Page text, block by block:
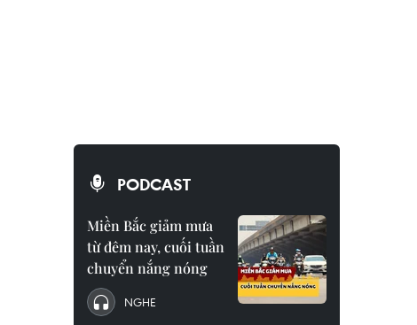
PODCAST
Miền Bắc giảm mưa
từ đêm nay, cuối tuần
chuyển nắng nóng
NGHE